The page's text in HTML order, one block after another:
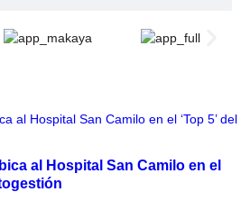
al Hospital San Camilo en el